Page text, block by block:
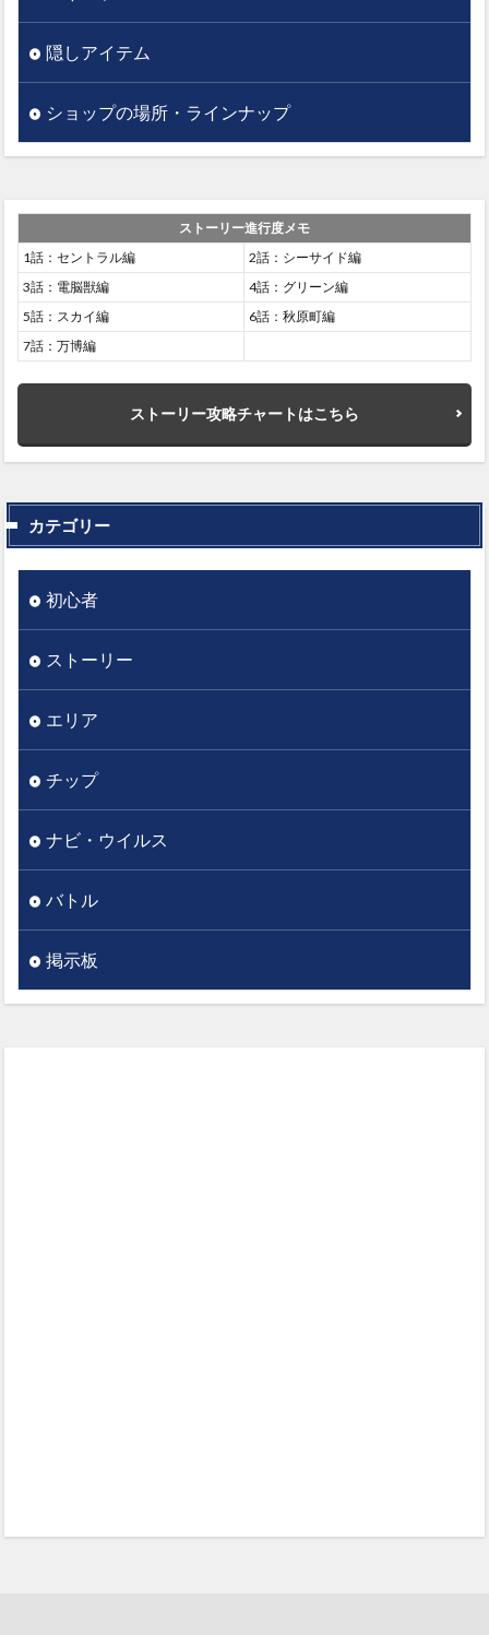
隠しアイテム
ショップの場所・ラインナップ
ストーリー進行度メモ
1話：セントラル編
2話：シーサイド編
3話：電脳獣編
4話：グリーン編
5話：スカイ編
6話：秋原町編
7話：万博編
ストーリー攻略チャートはこちら
カテゴリー
初心者
ストーリー
エリア
チップ
ナビ・ウイルス
バトル
掲示板